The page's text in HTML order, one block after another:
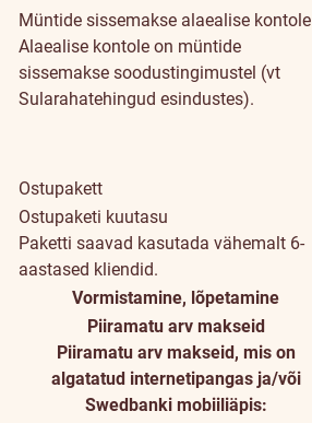
Müntide sissemakse alaealise kontole
Alaealise kontole on müntide
sissemakse soodustingimustel (vt
Sularahatehingud esindustes).
Ostupakett
Ostupaketi kuutasu
Paketti saavad kasutada vähemalt 6-
aastased kliendid.
Vormistamine, lõpetamine
Piiramatu arv makseid
Piiramatu arv makseid, mis on
algatatud internetipangas ja/või
Swedbanki mobiiliäpis: